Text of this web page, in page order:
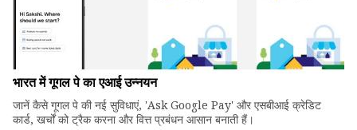
भारत में गूगल पे का एआई उन्नयन
जानें कैसे गूगल पे की नई सुविधाएं, 'Ask Google Pay' और एसबीआई क्रेडिट
कार्ड, खर्चों को ट्रैक करना और वित्त प्रबंधन आसान बनाती हैं।